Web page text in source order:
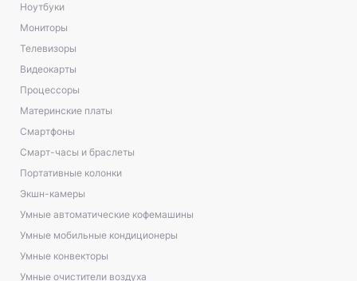
Ноутбуки
Мониторы
Телевизоры
Видеокарты
Процессоры
Материнские платы
Смартфоны
Смарт-часы и браслеты
Портативные колонки
Экшн-камеры
Умные автоматические кофемашины
Умные мобильные кондиционеры
Умные конвекторы
Умные очистители воздуха